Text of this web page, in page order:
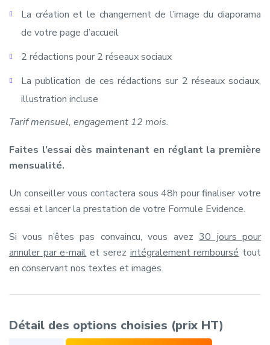
La création et le changement de l’image du diaporama
de votre page d’accueil
2 rédactions pour 2 réseaux sociaux
La publication de ces rédactions sur 2 réseaux sociaux,
illustration incluse
Tarif mensuel, engagement 12 mois.
Faites l’essai dès maintenant en réglant la première
mensualité.
Un conseiller vous contactera sous 48h pour finaliser votre
essai et lancer la prestation de votre Formule Evidence.
Si vous n’êtes pas convaincu, vous avez30 jours pour
annuler par e-mail et serez intégralement remboursé tout
en conservant nos textes et images.
Détail des options choisies (prix HT)